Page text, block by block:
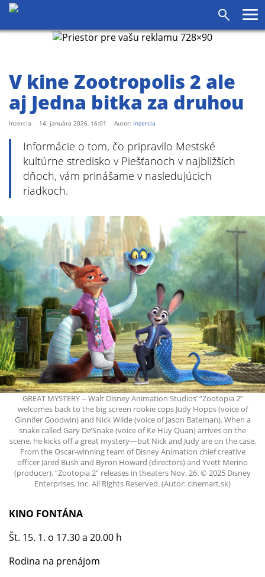
V kine Zootropolis 2 ale
aj Jedna bitka za druhou
Inzercia 14. januára 2026, 16:01 Autor: Inzercia
Informácie o tom, čo pripravilo Mestské
kultúrne stredisko v Piešťanoch v najbližších
dňoch, vám prinášame v nasledujúcich
riadkoch.
GREAT MYSTERY -- Walt Disney Animation Studios’ “Zootopia 2”
welcomes back to the big screen rookie cops Judy Hopps (voice of
Ginnifer Goodwin) and Nick Wilde (voice of Jason Bateman). When a
snake called Gary De’Snake (voice of Ke Huy Quan) arrives on the
scene, he kicks off a great mystery—but Nick and Judy are on the case.
From the Oscar-winning team of Disney Animation chief creative
officer Jared Bush and Byron Howard (directors) and Yvett Merino
(producer), “Zootopia 2” releases in theaters Nov. 26. © 2025 Disney
Enterprises, Inc. All Rights Reserved. (Autor: cinemart.sk)
KINO FONTÁNA
Št. 15. 1. o 17.30 a 20.00 h
Rodina na prenájom